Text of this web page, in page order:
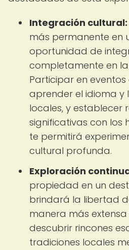
Integración cultural:
más permanente en
oportunidad de
completamente en
Participar en
aprender el idioma y
locales, y establecer
significativas con los
te permitirá
cultural profunda.
Exploración
propiedad en un
brindará la libertad
manera más
descubrir rincones
tradiciones locales